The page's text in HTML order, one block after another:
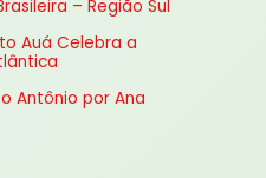
– Região Sul
Auá Celebra a
Antônio por Ana